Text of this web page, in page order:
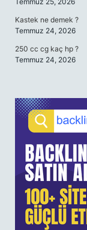
Kastek ne demek ?
Temmuz 24, 2026
250 cc cg kaç hp ?
Temmuz 24, 2026